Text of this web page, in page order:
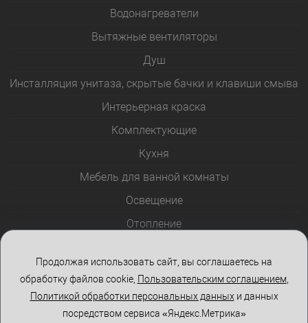
Водонагреватели
Вытяжные вентиляторы
Душ
Инсталляция унитаза, скрытые бачки и клавиши смыва
Интерьерная краска
Комплектующие
Кухня
Мебель для ванной комнаты
Освещение
Отопление
Розетки и выключатели
Стеклоблоки
Столы и стулья
Продолжая использовать сайт, вы соглашаетесь на
обработку файлов cookie, Пользовательским соглашением,
Политикой обработки персональных данных и данных
посредством сервиса «Яндекс.Метрика»